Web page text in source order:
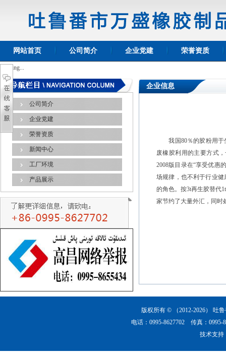
网站首页 公司简介 企业党建 荣誉资质
Loading...
公司简介
企业党建
荣誉资质
新闻中心
工厂环境
产品展示
企业信息
我国80％的胶粉用于生
废橡胶利用的主要方式
2008版目录在“享受优惠
场规律，也不利于行业
的角色。按3t再生胶替代
家节约了大量外汇，同时
版权所有 © （2012-2026）吐
电话：0995-8627702 传真：
技术支持